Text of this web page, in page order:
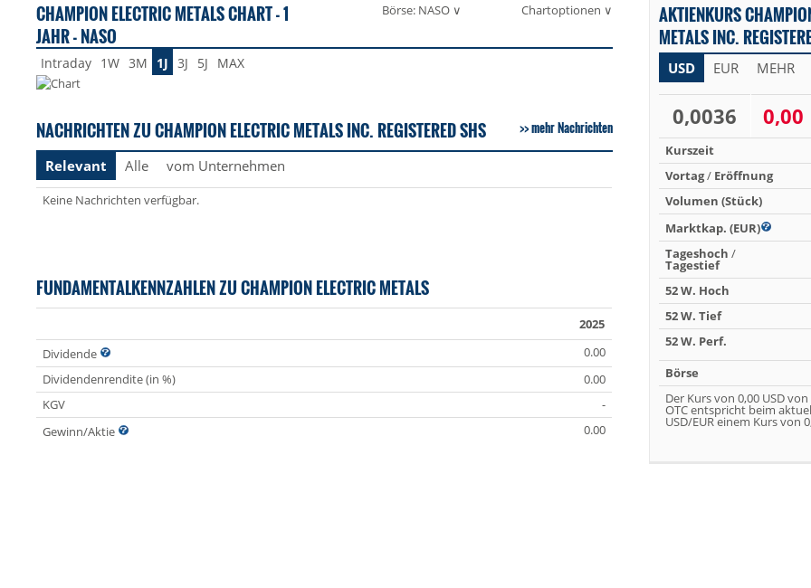
CHAMPION ELECTRIC METALS CHART - 1
JAHR - NASO
Börse: NASO ∨ Chartoptionen ∨
Intraday 1W 3M 1J 3J 5J MAX
NACHRICHTEN ZU CHAMPION ELECTRIC METALS INC. REGISTERED SHS mehr Nachrichten
Relevant Alle vom Unternehmen
Keine Nachrichten verfügbar.
FUNDAMENTALKENNZAHLEN ZU CHAMPION ELECTRIC METALS
2025
Dividende
0.00
Dividendenrendite (in %)
0.00
KGV
-
Gewinn/Aktie
0.00
AKTIENKURS
METALS INC.
USD EUR MEHR
0,0036 0,00
Kurszeit
Vortag/ Eröffnung
Volumen (Stück)
Marktkap. (EUR)
Tageshoch /
Tagestief
52 W. Hoch
52 W. Tief
52 W. Perf.
Börse
Der Kurs von 0,00 USD
OTC entspricht beim
USD/EUR einem Kurs von